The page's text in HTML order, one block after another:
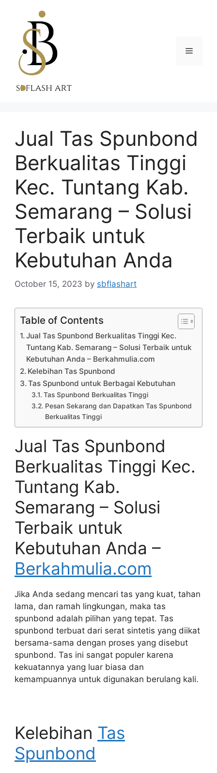
content
Menu
Jual Tas Spunbond
Berkualitas Tinggi
Kec. Tuntang Kab.
Semarang – Solusi
Terbaik untuk
Kebutuhan Anda
October 15, 2023 by sbflashart
Table of Contents
Jual Tas Spunbond Berkualitas Tinggi Kec.
Tuntang Kab. Semarang – Solusi Terbaik untuk
Kebutuhan Anda – Berkahmulia.com
Kelebihan Tas Spunbond
Tas Spunbond untuk Berbagai Kebutuhan
Tas Spunbond Berkualitas Tinggi
Pesan Sekarang dan Dapatkan Tas Spunbond
Berkualitas Tinggi
Jual Tas Spunbond
Berkualitas Tinggi Kec.
Tuntang Kab.
Semarang – Solusi
Terbaik untuk
Kebutuhan Anda –
Berkahmulia.com
Jika Anda sedang mencari tas yang kuat, tahan
lama, dan ramah lingkungan, maka tas
spunbond adalah pilihan yang tepat. Tas
spunbond terbuat dari serat sintetis yang diikat
bersama-sama dengan proses yang disebut
spunbond. Tas ini sangat populer karena
kekuatannya yang luar biasa dan
kemampuannya untuk digunakan berulang kali.
Kelebihan Tas
Spunbond